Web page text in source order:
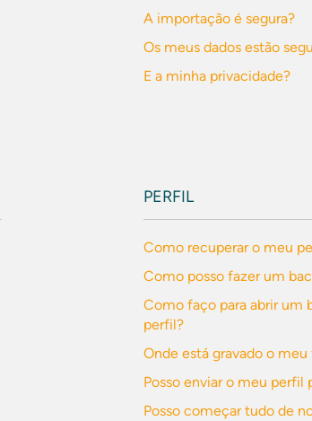
A importação é segura?
Os meus dados estão
E a minha privacidade?
PERFIL
Como recuperar o meu
Como posso fazer um
Como faço para abrir um
perfil?
Onde está gravado o
Posso enviar o meu perfil
Posso começar tudo de